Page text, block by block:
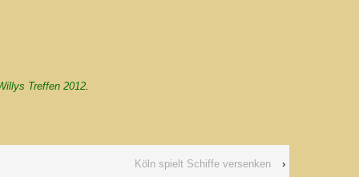
Treffen 2012.
Köln spielt Schiffe versenken ›